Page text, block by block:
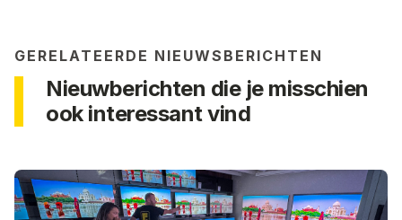
GERELATEERDE NIEUWSBERICHTEN
Nieuwberichten die je misschien
ook interessant vind